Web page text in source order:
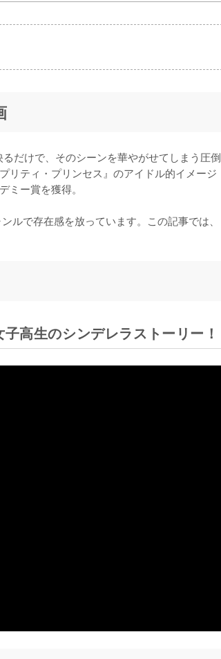
だけで、そのシーンを華やがせてしまう圧倒
リティ・プリンセス』のアイドル的イメージ
ー賞を獲得。
ルで存在感を放っています。この記事では、
高生のシンデレラストーリー！